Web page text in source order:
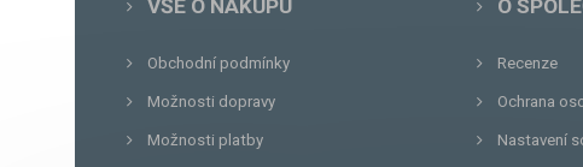
VŠE O NÁKUPU
Obchodní podmínky
Možnosti dopravy
Možnosti platby
O
Recenze
Ochrana
Nastavení